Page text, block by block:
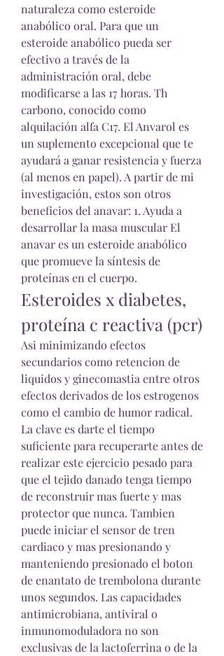
naturaleza como esteroide
anabólico oral. Para que un
esteroide anabólico pueda ser
efectivo a través de la
administración oral, debe
modificarse a las 17 horas. Th
carbono, conocido como
alquilación alfa C17. El Anvarol es
un suplemento excepcional que te
ayudará a ganar resistencia y fuerza
(al menos en papel). A partir de mi
investigación, estos son otros
beneficios del anavar: 1. Ayuda a
desarrollar la masa muscular El
anavar es un esteroide anabólico
que promueve la síntesis de
proteínas en el cuerpo.
Esteroides x diabetes,
proteína c reactiva (pcr)
Asi minimizando efectos
secundarios como retencion de
liquidos y ginecomastia entre otros
efectos derivados de los estrogenos
como el cambio de humor radical.
La clave es darte el tiempo
suficiente para recuperarte antes de
realizar este ejercicio pesado para
que el tejido danado tenga tiempo
de reconstruir mas fuerte y mas
protector que nunca. Tambien
puede iniciar el sensor de tren
cardiaco y mas presionando y
manteniendo presionado el boton
de enantato de trembolona durante
unos segundos. Las capacidades
antimicrobiana, antiviral o
inmunomoduladora no son
exclusivas de la lactoferrina o de la